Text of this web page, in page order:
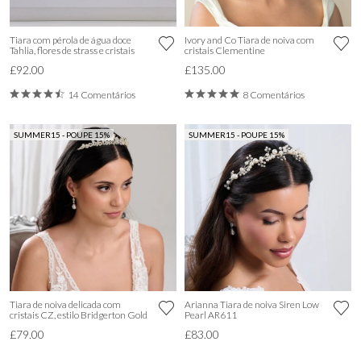
Tiara com pérola de água doce
Tahlia, flores de strass e cristais
£92.00
14 Comentários
Ivory and Co Tiara de noiva com
cristais Clementine
£135.00
8 Comentários
SUMMER15 - POUPE 15%
Tiara de noiva delicada com
cristais CZ, estilo Bridgerton Gold
£79.00
SUMMER15 - POUPE 15%
Arianna Tiara de noiva Siren Low
Pearl AR611
£83.00